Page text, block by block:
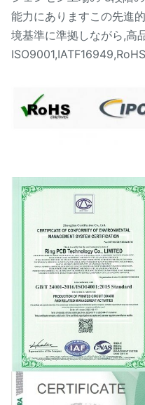
能力にありますこの先進
境基準に準拠しながら,高